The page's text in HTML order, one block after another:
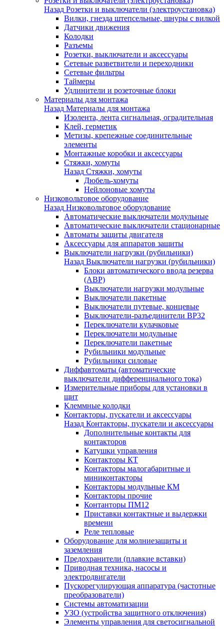
Назад Розетки и выключатели (электроустановка)
Вилки, гнезда штепсельные, шнуры с вилкой
Датчики движения
Колодки
Разъемы
Розетки, выключатели и аксессуары
Сетевые разветвители и переходники
Сетевые фильтры
Таймеры
Удлинители и розеточные блоки
Материалы для монтажа
Назад Материалы для монтажа
Изолента, лента сигнальная, оградительная
Клей, герметик
Метизы, крепежные соединительные
элементы
Монтажные коробки и аксессуары
Стяжки, хомуты
Назад Стяжки, хомуты
Дюбель-хомуты
Нейлоновые хомуты
Низковольтовое оборудование
Назад Низковольтовое оборудование
Автоматические выключатели модульные
Автоматические выключатели стационарные
Автоматы защиты двигателя
Аксессуары для аппаратов защиты
Выключатели нагрузки (рубильники)
Назад Выключатели нагрузки (рубильники)
Блоки автоматического ввода резерва
(АВР)
Выключатели нагрузки модульные
Выключатели пакетные
Выключатели путевые, концевые
Выключатели-разъединители ВР32
Переключатели кулачковые
Переключатели модульные
Переключатели пакетные
Рубильники модульные
Рубильники силовые
Диффавтоматы (автоматические
выключатели дифференциального тока)
Измерительные приборы для установки в
щит
Клеммные колодки
Контакторы, пускатели и аксессуары
Назад Контакторы, пускатели и аксессуары
Дополнительные контакты для
контакторов
Катушки управления
Контакторы КТ
Контакторы малогабаритные и
миниконтакторы
Контакторы модульные КМ
Контакторы прочие
Контанторы ПМ12
Приставки контактные и выдержки
времени
Реле тепловые
Оборудование для молниезащиты и
заземления
Предохранители (плавкие вставки)
Приводная техника, насосы и
электродвигатели
Пускорегулирующая аппаратура (частотные
преобразователи)
Системы автоматизации
УЗО (устройства защитного отключения)
Элементы управления для светосигнальной